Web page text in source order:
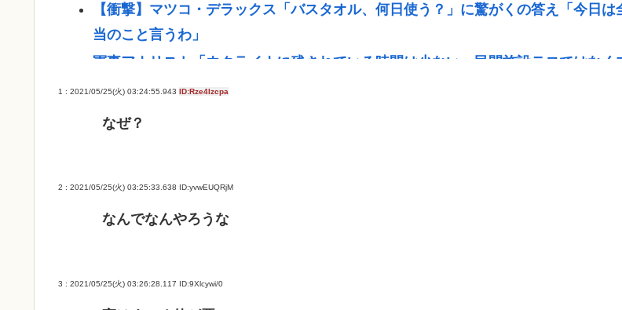
【衝撃】マツコ・デラックス「バスタオル、何日使う？」に驚がくの答え「今日は
当のこと言うわ」
軍事アナリスト「ウクライナに残されている時間は少ない。民間施設テロではなく
プランCを発動すべき」
「非常に残念」高市総理と面会決定も…発言不可、握手のみ 8月9日長崎の被爆体験
【悲報】イチローさんの晩年（2011-2019）の成績、流石に擁護できないwww
野口健氏 猛暑続きで夏の甲子園を危惧「鍛え上げられた野球球児でも、危ないの
最強の調味料はマヨネーズ、異論は認める
【急募】嫁の実家でやるべきこと
1 : 2021/05/25(火) 03:24:55.943 ID:Rze4Izcpa
なぜ？
2 : 2021/05/25(火) 03:25:33.638 ID:yvwEUQRjM
なんでなんやろうな
3 : 2021/05/25(火) 03:26:28.117 ID:9Xlcywi/0